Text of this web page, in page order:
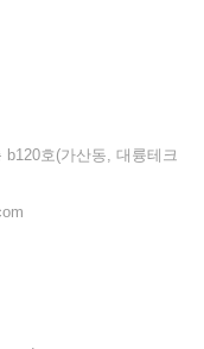
호(가산동, 대륭테크